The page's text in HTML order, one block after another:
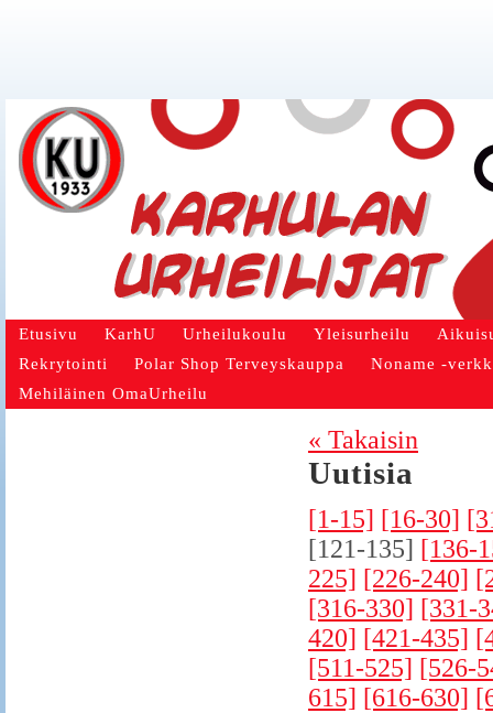
Etusivu KarhU Urheilukoulu Yleisurheilu
Rekrytointi
Polar Shop Terveyskauppa
Noname -
Mehiläinen OmaUrheilu
« Takaisin
Uutisia
[1-15] [16-30]
[121-135] [136-
225] [226-240]
[316-330] [331-
420] [421-435]
[511-525] [526-
615] [616-630]